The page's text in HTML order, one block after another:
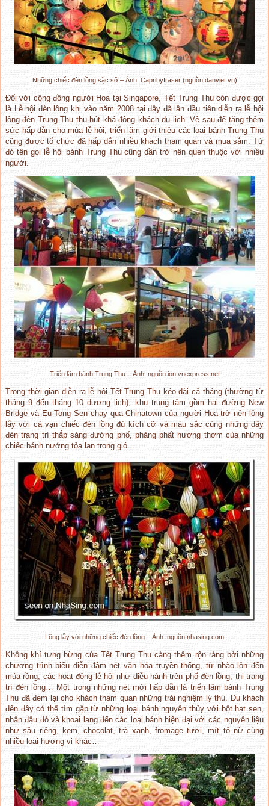
Những chiếc đèn lồng sặc sỡ – Ảnh: Capribyfraser (nguồn danviet.vn)
Đối với cộng đồng người Hoa tại Singapore, Tết Trung Thu còn được gọi
là Lễ hội đèn lồng khi vào năm 2008 tại đây đã lần đầu tiên diễn ra lễ hội
lồng đèn Trung Thu thu hút khá đông khách du lịch. Về sau để tăng thêm
sức hấp dẫn cho mùa lễ hội, triển lãm giới thiệu các loại bánh Trung Thu
cũng được tổ chức đã hấp dẫn nhiều khách tham quan và mua sắm. Từ
đó tên gọi lễ hội bánh Trung Thu cũng dần trở nên quen thuộc với nhiều
người.
Triển lãm bánh Trung Thu – Ảnh: nguồn ion.vnexpress.net
Trong thời gian diễn ra lễ hội Tết Trung Thu kéo dài cả tháng (thường từ
tháng 9 đến tháng 10 dương lịch), khu trung tâm gồm hai đường New
Bridge và Eu Tong Sen chạy qua Chinatown của người Hoa trở nên lộng
lẫy với cả vạn chiếc đèn lồng đủ kích cỡ và màu sắc cùng những dãy
đèn trang trí thắp sáng đường phố, phảng phất hương thơm của những
chiếc bánh nướng tỏa lan trong gió…
Lộng lẫy với những chiếc đèn lồng – Ảnh: nguồn nhasing.com
Không khí tưng bừng của Tết Trung Thu càng thêm rộn ràng bởi những
chương trình biểu diễn đậm nét văn hóa truyền thống, từ nhào lộn đến
múa rồng, các hoạt động lễ hội như diễu hành trên phố đèn lồng, thi trang
trí đèn lồng… Một trong những nét mới hấp dẫn là triển lãm bánh Trung
Thu đã đem lại cho khách tham quan những trải nghiệm lý thú. Du khách
đến đây có thể tìm gặp từ những loại bánh nguyên thủy với bột hạt sen,
nhân đậu đỏ và khoai lang đến các loại bánh hiện đại với các nguyên liệu
như sầu riêng, kem, chocolat, trà xanh, fromage tươi, mít tố nữ cùng
nhiều loại hương vị khác…